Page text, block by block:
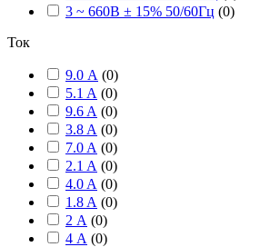
3 ~ 660В ± 15% 50/60Гц (0)
Ток
9.0 А (0)
5.1 A (0)
9.6 A (0)
3.8 A (0)
7.0 A (0)
2.1 A (0)
4.0 A (0)
1.8 A (0)
2 А (0)
4 А (0)